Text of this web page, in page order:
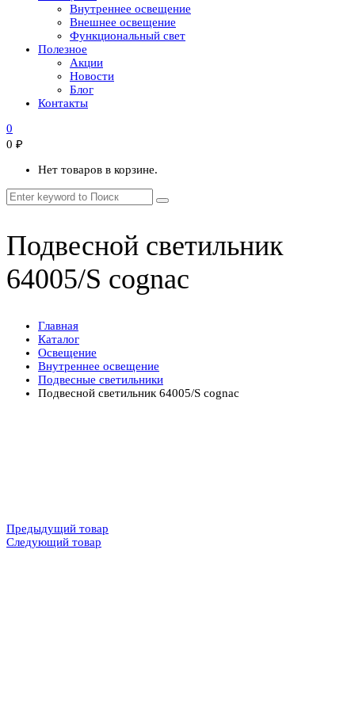
Внутреннее освещение
Внешнее освещение
Функциональный свет
Полезное
Акции
Новости
Блог
Контакты
0
0 ₽
Нет товаров в корзине.
Подвесной светильник
64005/S cognac
Главная
Каталог
Освещение
Внутреннее освещение
Подвесные светильники
Подвесной светильник 64005/S cognac
Предыдущий товар
Следующий товар